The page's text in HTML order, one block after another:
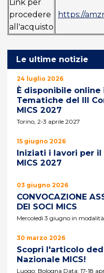
Link per
procedere
all'acquisto
https://
Le ultime notizie
24 luglio 2026
È disponibile
Tematiche del III
MICS 2027
Torino, 2-3 aprile 2027
15 giugno 2026
Iniziati i lavori per il
MICS 2027
03 giugno 2026
CONVOCAZIONE
DEI SOCI MICS
Mercoledì 3 giugno in
30 marzo 2026
Scopri l'articolo
Nazionale MICS!
Luogo: Bologna Data: 17-18